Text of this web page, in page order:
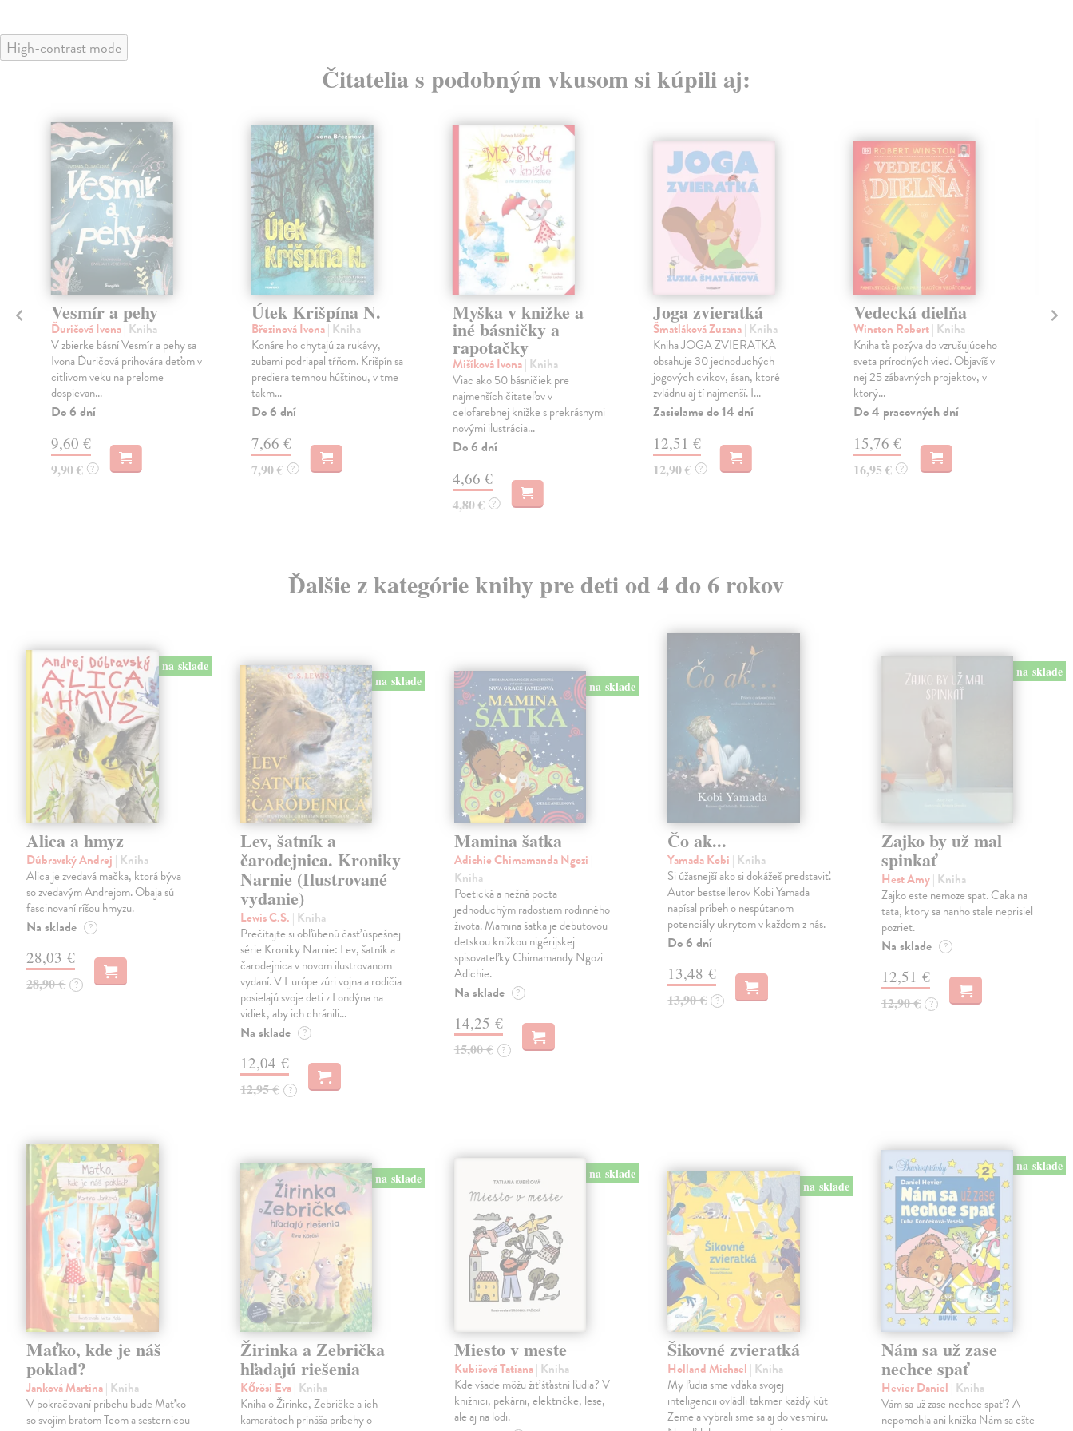
High-contrast mode
Čitatelia s podobným vkusom si kúpili aj:
Vesmír a pehy
Ďuričová Ivona| Kniha
V zbierke básní Vesmír a pehy sa
Ivona Ďuričová prihovára deťom v
citlivom veku na prelome
dospievan...
Do 6 dní
9,60 €
9,90 € ?
Útek Krišpína N.
Březinová Ivona| Kniha
Konáre ho chytajú za rukávy,
zubami podriapal tŕňom. Krišpín sa
prediera temnou húštinou, v tme
takm...
Do 6 dní
7,66 €
7,90 € ?
Myška v knižke a
iné básničky a
rapotačky
Mišíková Ivona| Kniha
Viac ako 50 básničiek pre
najmenších čitateľov v
celofarebnej knižke s prekrásnymi
novými ilustrácia...
Do 6 dní
4,66 €
4,80 € ?
Joga zvieratká
Šmatláková Zuzana| Kniha
Kniha JOGA ZVIERATKÁ
obsahuje 30 jednoduchých
jogových cvikov, ásan, ktoré
zvládnu aj tí najmenší. I...
Zasielame do 14 dní
12,51 €
12,90 € ?
Vedecká dielňa
Winston Robert| Kniha
Kniha ťa pozýva do vzrušujúceho
sveta prírodných vied. Objavíš v
nej 25 zábavných projektov, v
ktorý...
Do 4 pracovných dní
15,76 €
16,95 € ?
Ďalšie z kategórie knihy pre deti od 4 do 6 rokov
na sklade
Alica a hmyz
Dúbravský Andrej | Kniha
Alica je zvedavá mačka, ktorá býva
so zvedavým Andrejom. Obaja sú
fascinovaní ríšou hmyzu.
Na sklade ?
28,03 €
28,90 € ?
na sklade
Lev, šatník a
čarodejnica. Kroniky
Narnie (Ilustrované
vydanie)
Lewis C.S. | Kniha
Prečítajte si obľúbenú časť úspešnej
série Kroniky Narnie: Lev, šatník a
čarodejnica v novom ilustrovanom
vydaní. V Európe zúri vojna a rodičia
posielajú svoje deti z Londýna na
vidiek, aby ich chránili…
Na sklade ?
12,04 €
12,95 € ?
na sklade
Mamina šatka
Adichie Chimamanda Ngozi |
Kniha
Poetická a nežná pocta
jednoduchým radostiam rodinného
života. Mamina šatka je debutovou
detskou knižkou nigérijskej
spisovateľky Chimamandy Ngozi
Adichie.
Na sklade ?
14,25 €
15,00 € ?
Čo ak...
Yamada Kobi | Kniha
Si úžasnejší ako si dokážeš predstaviť.
Autor bestsellerov Kobi Yamada
napísal príbeh o nespútanom
potenciály ukrytom v každom z nás.
Do 6 dní
13,48 €
13,90 € ?
na sklade
Zajko by už mal
spinkať
Hest Amy| Kniha
Zajko este nemoze spat. Caka na
tata, ktory sa nanho stale neprisiel
pozriet.
Na sklade ?
12,51 €
12,90 € ?
Maťko, kde je náš
poklad?
Janková Martina| Kniha
V pokračovaní príbehu bude Maťko
so svojím bratom Teom a sesternicou
na sklade
Žirinka a Zebrička
hľadajú riešenia
Kőrösi Eva| Kniha
Kniha o Žirinke, Zebričke a ich
kamarátoch prináša príbehy o
na sklade
Miesto v meste
Kubišová Tatiana| Kniha
Kde všade môžu žiť šťastní ľudia? V
knižnici, pekárni, električke, lese,
ale aj na lodi.
na sklade
Šikovné zvieratká
Holland Michael | Kniha
My ľudia sme vďaka svojej
inteligencii ovládli takmer každý kút
Zeme a vybrali sme sa aj do vesmíru.
na sklade
Nám sa už zase
nechce spať
Hevier Daniel | Kniha
Vám sa už zase nechce spať? A
nepomohla ani knižka Nám sa ešte